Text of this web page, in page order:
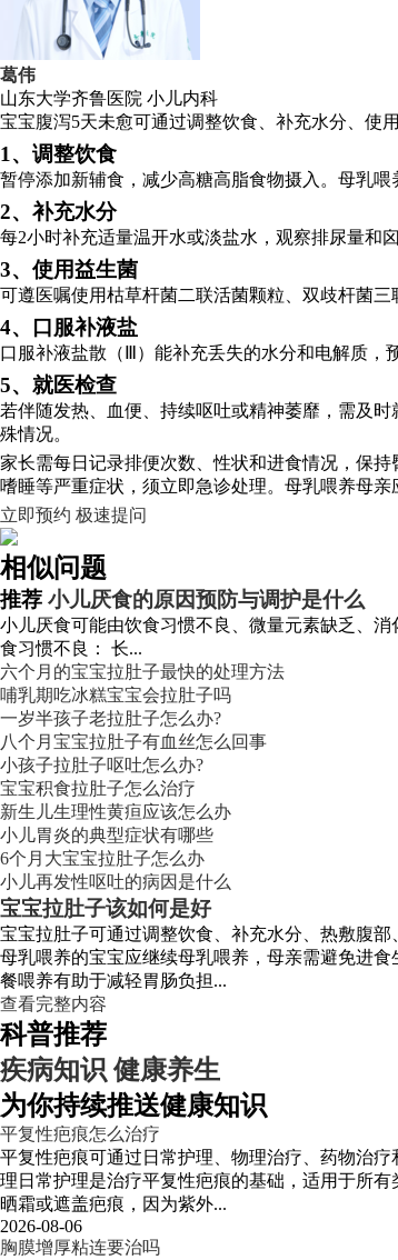
葛伟
山东大学齐鲁医院 小儿内科
宝宝腹泻5天未愈可通过调整饮食、补充水分、使
1、调整饮食
暂停添加新辅食，减少高糖高脂食物摄入。母乳
2、补充水分
每2小时补充适量温开水或淡盐水，观察排尿量和
3、使用益生菌
可遵医嘱使用枯草杆菌二联活菌颗粒、双歧杆菌
4、口服补液盐
口服补液盐散（Ⅲ）能补充丢失的水分和电解质，
5、就医检查
若伴随发热、血便、持续呕吐或精神萎靡，需及
殊情况。
家长需每日记录排便次数、性状和进食情况，保
嗜睡等严重症状，须立即急诊处理。母乳喂养母亲
立即预约 极速提问
相似问题
推荐 小儿厌食的原因预防与调护是什么
小儿厌食可能由饮食习惯不良、微量元素缺乏、
食习惯不良： 长...
六个月的宝宝拉肚子最快的处理方法
哺乳期吃冰糕宝宝会拉肚子吗
一岁半孩子老拉肚子怎么办?
八个月宝宝拉肚子有血丝怎么回事
小孩子拉肚子呕吐怎么办?
宝宝积食拉肚子怎么治疗
新生儿生理性黄疸应该怎么办
小儿胃炎的典型症状有哪些
6个月大宝宝拉肚子怎么办
小儿再发性呕吐的病因是什么
宝宝拉肚子该如何是好
宝宝拉肚子可通过调整饮食、补充水分、热敷腹
母乳喂养的宝宝应继续母乳喂养，母亲需避免进
餐喂养有助于减轻胃肠负担...
查看完整内容
科普推荐
疾病知识 健康养生
为你持续推送健康知识
平复性疤痕怎么治疗
平复性疤痕可通过日常护理、物理治疗、药物治
理日常护理是治疗平复性疤痕的基础，适用于所
晒霜或遮盖疤痕，因为紫外...
2026-08-06
胸膜增厚粘连要治吗